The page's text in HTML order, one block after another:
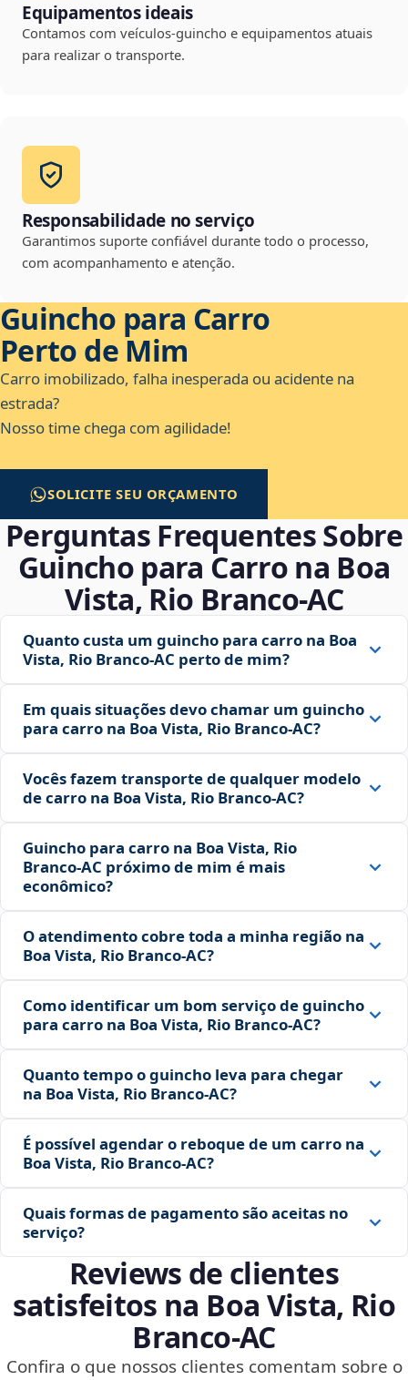
Equipamentos ideais
Contamos com veículos-guincho e equipamentos atuais
para realizar o transporte.
Responsabilidade no serviço
Garantimos suporte confiável durante todo o processo,
com acompanhamento e atenção.
Guincho para Carro
Perto de Mim
Carro imobilizado, falha inesperada ou acidente na
estrada?
Nosso time chega com agilidade!
SOLICITE SEU ORÇAMENTO
Perguntas Frequentes Sobre
Guincho para Carro na Boa
Vista, Rio Branco‑AC
Quanto custa um guincho para carro na Boa
Vista, Rio Branco‑AC perto de mim?
Em quais situações devo chamar um guincho
para carro na Boa Vista, Rio Branco‑AC?
Vocês fazem transporte de qualquer modelo
de carro na Boa Vista, Rio Branco‑AC?
Guincho para carro na Boa Vista, Rio
Branco‑AC próximo de mim é mais
econômico?
O atendimento cobre toda a minha região na
Boa Vista, Rio Branco‑AC?
Como identificar um bom serviço de guincho
para carro na Boa Vista, Rio Branco‑AC?
Quanto tempo o guincho leva para chegar
na Boa Vista, Rio Branco‑AC?
É possível agendar o reboque de um carro na
Boa Vista, Rio Branco‑AC?
Quais formas de pagamento são aceitas no
serviço?
Reviews de clientes
satisfeitos na Boa Vista, Rio
Branco‑AC
Confira o que nossos clientes comentam sobre o